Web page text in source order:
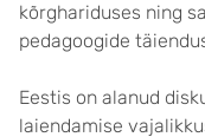
kõrghariduses ning
pedagoogide
Eestis on alanud
laiendamise